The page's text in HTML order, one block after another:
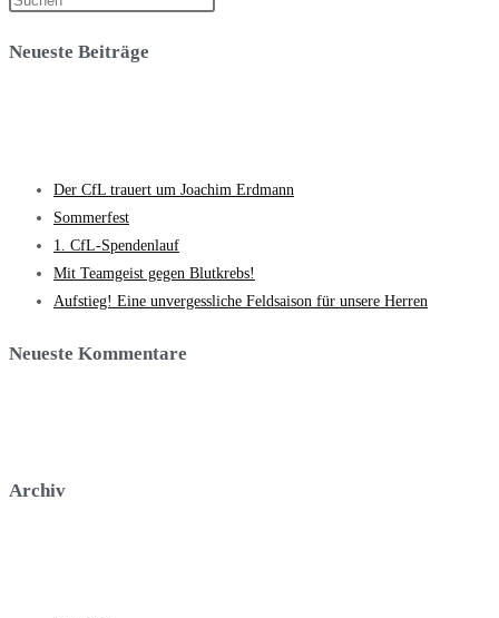
Neueste Beiträge
Der CfL trauert um Joachim Erdmann​
Sommerfest
1. CfL-Spendenlauf
Mit Teamgeist gegen Blutkrebs!
Aufstieg! Eine unvergessliche Feldsaison für unsere Herren
Neueste Kommentare
Archiv